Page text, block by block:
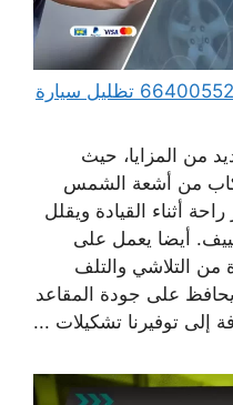
تظليل سيارات متنقل الكويت 66400552 تظليل سيارة
من المزايا، حيث
من أشعة الشمس
أثناء القيادة ويقلل
أيضا يعمل على
من التلاشي والتلف
على جودة المقاعد
إلى توفيرنا تشكيلات ...